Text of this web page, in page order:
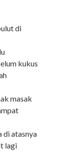
di
kukus
masak
di atasnya
lagi